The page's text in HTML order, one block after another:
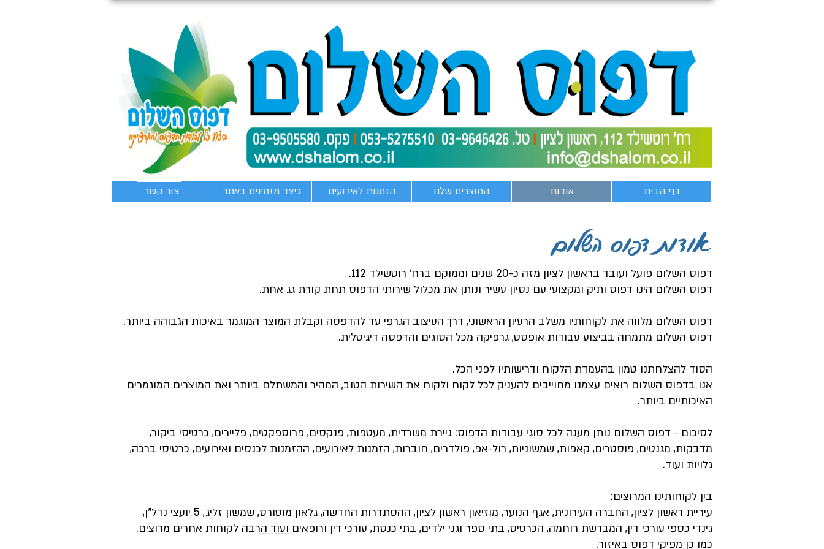
צור קשר כיצד מזמינים באתר הזמנות לאירועים המוצרים שלנו אודות דף הבית
דפוס השלום פועל ועובד בראשון לציון מזה כ-20 שנים וממוקם ברח' רוטשילד 112.
דפוס השלום הינו דפוס ותיק ומקצועי עם נסיון עשיר ונותן את מכלול שירותי הדפוס תחת קורת גג אחת.
דפוס השלום מלווה את לקוחותיו משלב הרעיון הראשוני, דרך העיצוב הגרפי עד להדפסה וקבלת המוצר המוגמר באיכות הגבוהה ביותר.
דפוס השלום מתמחה בביצוע עבודות אופסט, גרפיקה מכל הסוגים והדפסה דיגיטלית.
הסוד להצלחתנו טמון בהעמדת הלקוח ודרישותיו לפני הכל.
אנו בדפוס השלום רואים עצמנו מחוייבים להעניק לכל לקוח ולקוח את השירות הטוב, המהיר והמשתלם ביותר ואת המוצרים המוגמרים
האיכותיים ביותר.
לסיכום - דפוס השלום נותן מענה לכל סוגי עבודות הדפוס: ניירת משרדית, מעטפות, פנקסים, פרוספקטים, פליירים, כרטיסי ביקור,
מדבקות, מגנטים, פוסטרים, קאפות, שמשוניות, רול-אפ, פולדרים, חוברות, הזמנות לאירועים, ההזמנות לכנסים ואירועים, כרטיסי ברכה,
גלויות ועוד.
בין לקוחותינו המרוצים:
עיריית ראשון לציון, החברה העירונית, אגף הנוער, מוזיאון ראשון לציון, ההסתדרות החדשה, גלאון מוטורס, שמשון זליג, 5 יועצי נדל"ן,
גינדי כספי עורכי דין, המברשת רוחמה, הכרטיס, בתי ספר וגני ילדים, בתי כנסת, עורכי דין ורופאים ועוד הרבה לקוחות אחרים מרוצים.
כמו כן מפיקי דפוס באיזור.
אודות דפוס השלום